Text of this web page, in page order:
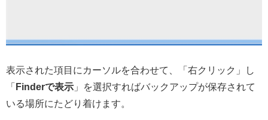
表示された項目にカーソルを合わせて、「右クリック」し
「 Finderで表示 」を選択すればバックアップが保存されて
いる場所にたどり着けます。